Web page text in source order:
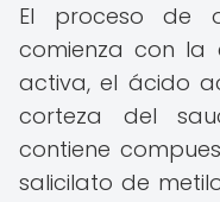
El proceso de
comienza con la
activa, el ácido
corteza del
contiene
salicilato de